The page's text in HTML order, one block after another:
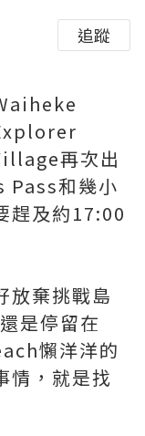
追蹤
再次出
Pass和幾小
趕及約17:00
放棄挑戰島
是停留在
懶洋洋的
情，就是找